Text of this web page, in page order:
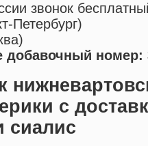
звонок
Петербург)
добавочный номер:
с
сиалис